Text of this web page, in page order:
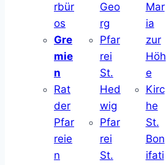
rbür
os
Gre
mie
n
Rat
der
Pfar
reie
n
Geo
rg
Pfar
rei
St.
Hed
wig
Pfar
rei
St.
Mar
ia
zur
Höh
e
Kirc
he
St.
Bon
ifati